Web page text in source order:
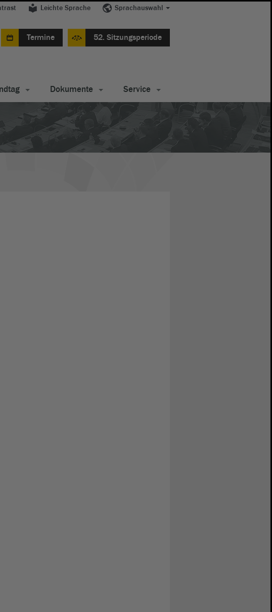
Leichte Sprache Sprachauswahl
Termine 52. Sitzungsperiode
Dokumente Service